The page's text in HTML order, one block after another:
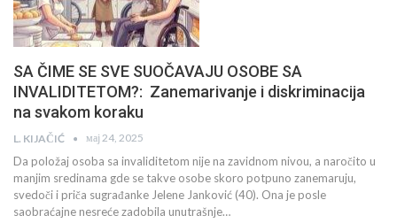
SA ČIME SE SVE SUOČAVAJU OSOBE SA
INVALIDITETOM?: Zanemarivanje i diskriminacija
na svakom koraku
L. KIJAČIĆ мај 24, 2025
Da položaj osoba sa invaliditetom nije na zavidnom nivou, a naročito u
manjim sredinama gde se takve osobe skoro potpuno zanemaruju,
svedoči i priča sugrađanke Jelene Janković (40). Ona je posle
saobraćajne nesreće zadobila unutrašnje…